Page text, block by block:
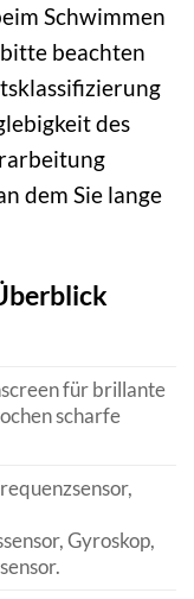
Schwimmen
beachten
des
dem Sie lange
für brillante
scharfe
Gyroskop,